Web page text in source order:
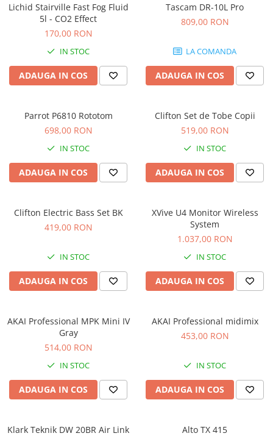
Accesorii echipamente de studio
Clape MIDI
Convertoare AD/DA
Microfoane de studio
Preamplificatoare
Protectii antifonice pentru urechi
Recordere de studio
Recordere portabile
Subwoofere de studio
Accesorii pentru lumini
Cabluri de Alimentare
Case-uri de lumini
Comenzi si controllere
Efecte de lumini
Lichid Stairville Fast Fog Fluid
5l - CO2 Effect
170,00 RON
IN STOC
ADAUGA IN COS
Tascam DR-10L Pro
809,00 RON
LA COMANDA
ADAUGA IN COS
Parrot P6810 Rototom
698,00 RON
IN STOC
ADAUGA IN COS
Clifton Set de Tobe Copii
519,00 RON
IN STOC
ADAUGA IN COS
Clifton Electric Bass Set BK
419,00 RON
IN STOC
ADAUGA IN COS
XVive U4 Monitor Wireless
System
1.037,00 RON
IN STOC
ADAUGA IN COS
AKAI Professional MPK Mini IV
Gray
514,00 RON
IN STOC
ADAUGA IN COS
AKAI Professional midimix
453,00 RON
IN STOC
ADAUGA IN COS
Klark Teknik DW 20BR Air Link
Alto TX 415